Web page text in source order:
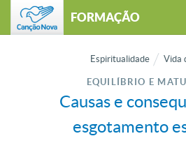
FORMAÇÃO
Espiritualidade Vida
EQUILÍBRIO E
Causas e
esgotamento